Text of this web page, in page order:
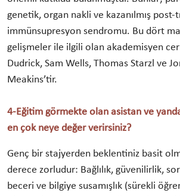
genetik, organ nakli ve kazanılmış
immünsupresyon sendromu. Bu dört
gelişmeler ile ilgili olan akademisyen
Dudrick, Sam Wells, Thomas Starzl ve
Meakins’tir.
4-Eğitim görmekte olan asistan ve
en çok neye değer verirsiniz?
Genç bir stajyerden beklentiniz basit
derece zorludur: Bağlılık, güvenilirlik,
beceri ve bilgiye susamışlık (sürekli